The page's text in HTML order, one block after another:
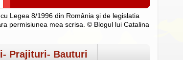
Legea 8/1996 din România şi de legislatia
permisiunea mea scrisa. © Blogul lui Catalina
Prajituri- Bauturi